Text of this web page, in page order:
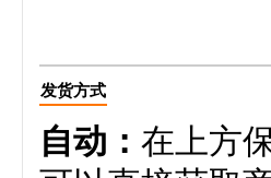
发货方式
自动： 在上方